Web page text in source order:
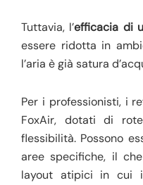
Tuttavia, l’efficacia di
essere ridotta in
l’aria è già satura
Per i professionisti, i
FoxAir, dotati di
flessibilità. Possono
aree specifiche, il
layout atipici in cui